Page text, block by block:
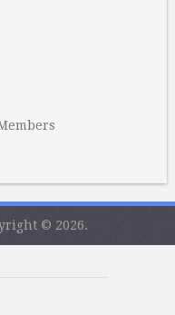
© 2026.